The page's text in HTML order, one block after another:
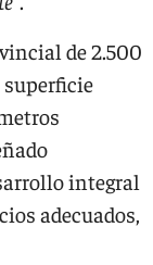
de 2.500
integral
adecuados,